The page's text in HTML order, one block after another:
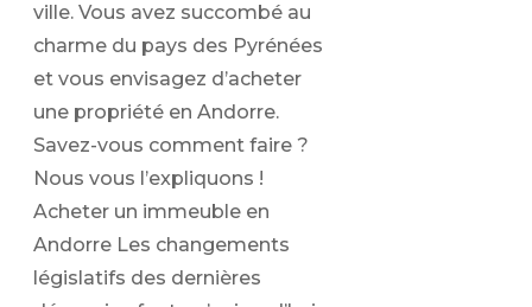
ville. Vous avez succombé au
charme du pays des Pyrénées
et vous envisagez d’acheter
une propriété en Andorre.
Savez-vous comment faire ?
Nous vous l’expliquons !
Acheter un immeuble en
Andorre Les changements
législatifs des dernières